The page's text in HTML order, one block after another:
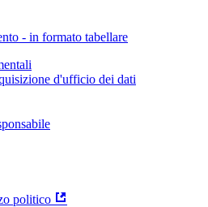
- in formato tabellare
d'ufficio dei dati
politico